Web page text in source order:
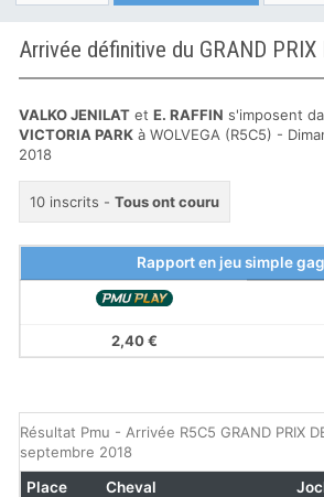
VALKO JENILAT et E. RAFFIN s'imposent
VICTORIA PARK à WOLVEGA (R5C5) -
2018
10 inscrits - Tous ont couru
Rapport en jeu simple
2,40 €
Résultat Pmu - Arrivée R5C5 GRAND PRIX
septembre 2018
Place Cheval